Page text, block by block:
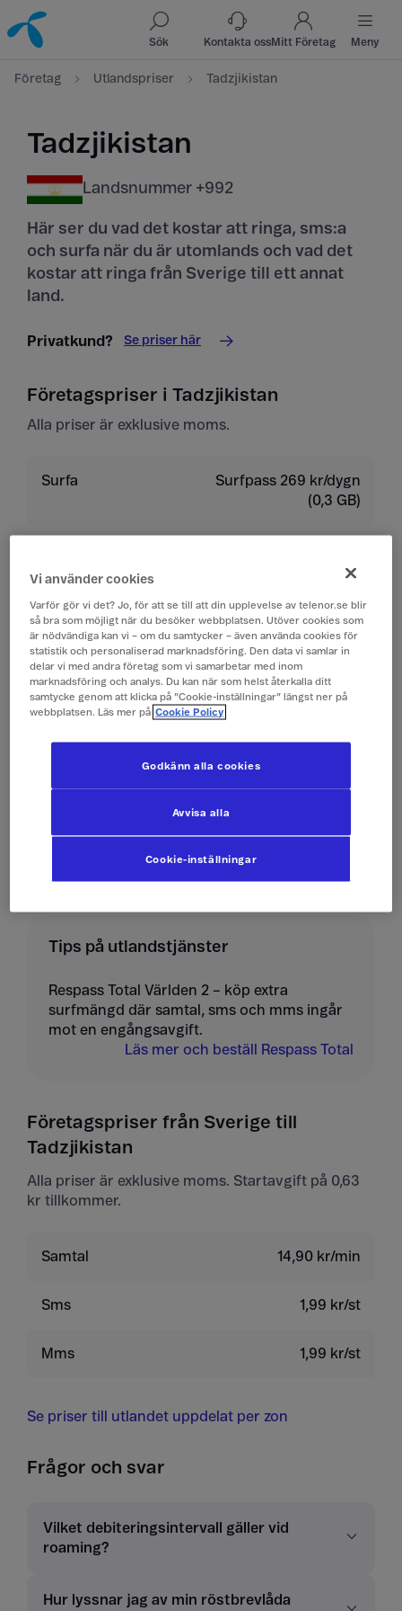
Till innehåll
Till sök
Sök Kontakta ossMitt Företag Meny
Företag Utlandspriser Tadzjikistan
Tadzjikistan
Landsnummer +992
Här ser du vad det kostar att ringa, sms:a
och surfa när du är utomlands och vad det
kostar att ringa från Sverige till ett annat
land.
Privatkund? Se priser här
Företagspriser i Tadzjikistan
Alla priser är exklusive moms.
Surfa
Surfpass 269 kr/dygn
(0,3 GB)
Ta emot samtal
Lyssna på röstbrevlåda 19 kr/min
Skicka sms 4 kr/st
Ta emot sms 0 kr/st
Skicka mms 10 kr/st
Ta emot mms 10 kr/st
Tips på utlandstjänster
Respass Total Världen 2 – köp extra
surfmängd där samtal, sms och mms ingår
mot en engångsavgift.
Läs mer och beställ Respass Total
Företagspriser från Sverige till
Tadzjikistan
Alla priser är exklusive moms. Startavgift på 0,63
kr tillkommer.
Samtal 14,90 kr/min
Sms 1,99 kr/st
Mms 1,99 kr/st
Se priser till utlandet uppdelat per zon
Frågor och svar
Vilket debiteringsintervall gäller vid
roaming?
Hur lyssnar jag av min röstbrevlåda
Vi använder cookies
Varför gör vi det? Jo, för att se till att din upplevelse av telenor.se blir
så bra som möjligt när du besöker webbplatsen. Utöver cookies som
är nödvändiga kan vi – om du samtycker – även använda cookies för
statistik och personaliserad marknadsföring. Den data vi samlar in
delar vi med andra företag som vi samarbetar med inom
marknadsföring och analys. Du kan när som helst återkalla ditt
samtycke genom att klicka på ”Cookie-inställningar” längst ner på
webbplatsen. Läs mer på Cookie Policy
Cookie-inställningar
Avvisa alla
Godkänn alla cookies